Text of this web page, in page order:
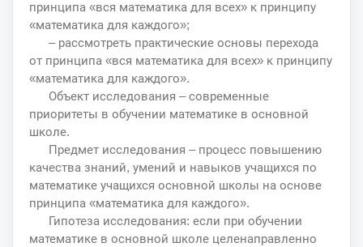
принципа «вся математика для всех» к принципу
«математика для каждого»;
– рассмотреть практические основы перехода
от принципа «вся математика для всех» к принципу
«математика для каждого».
Объект исследования – современные
приоритеты в обучении математике в основной
школе.
Предмет исследования – процесс повышению
качества знаний, умений и навыков учащихся по
математике учащихся основной школы на основе
принципа «математика для каждого».
Гипотеза исследования: если при обучении
математике в основной школе целенаправленно